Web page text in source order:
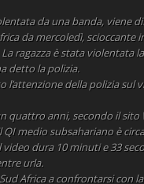
da una banda, viene
da mercoledì, scioccante
ragazza è stata violentata
detto la polizia.
l’attenzione della polizia sul
quattro anni, secondo il
medio subsahariano è
dura 10 minuti e 33
urla.
Africa a confrontarsi con